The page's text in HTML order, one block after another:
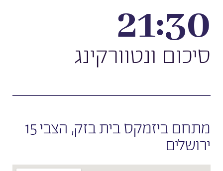
21:30
סיכום ונטוורקינג
מתחם ביזמקס בית בזק, הצבי 15
ירושלים